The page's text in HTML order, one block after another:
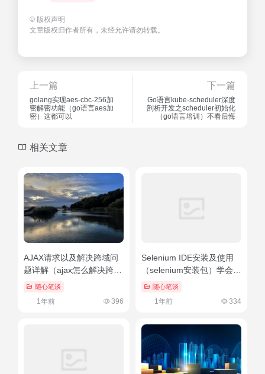
© 版权声明
文章版权归作者所有，未经允许请勿转载。
上一篇
golang实现aes-cbc-256加
密解密功能（go语言aes加
密）这都可以
下一篇
Go语言kube-scheduler深度
剖析开发之scheduler初始化
（go语言培训）不看后悔
相关文章
AJAX请求以及解决跨域问
题详解（ajax怎么解决跨
域）这都可以
随心笔谈
1年前 396
Selenium IDE安装及使用
（selenium安装包）学会了
吗 随心笔谈
1年前 334